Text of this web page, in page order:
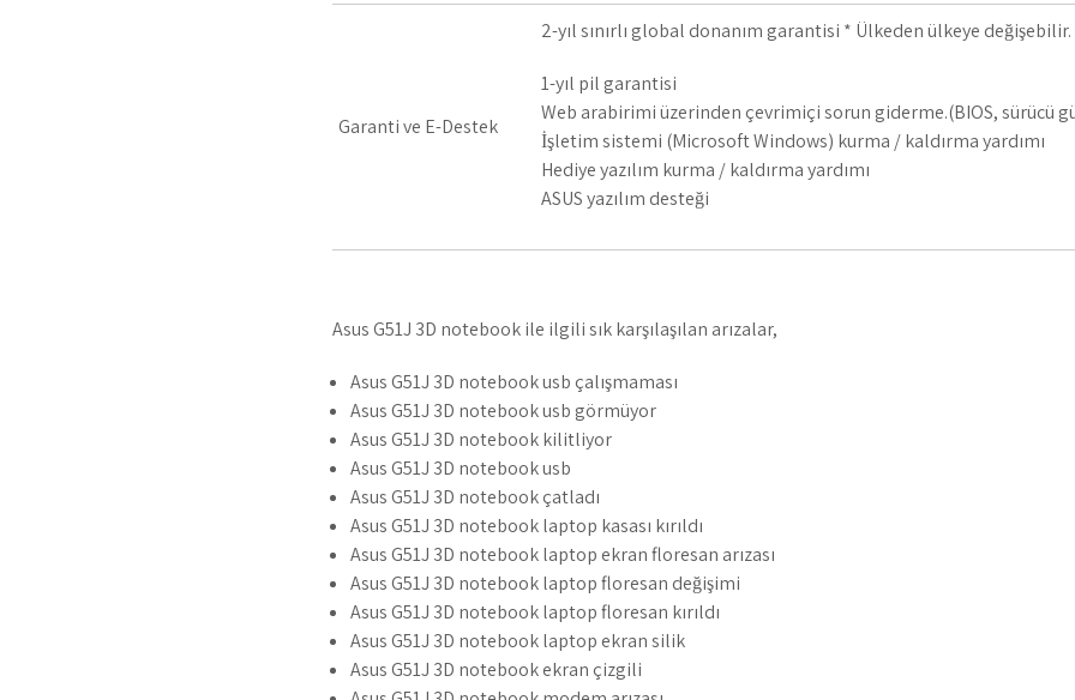
Garanti ve E-Destek
2-yıl sınırlı global donanım garantisi * Ülkeden ülkeye değişebilir.
1-yıl pil garantisi
Web arabirimi üzerinden çevrimiçi sorun giderme.(BIOS, sürücü
İşletim sistemi (Microsoft Windows) kurma / kaldırma yardımı
Hediye yazılım kurma / kaldırma yardımı
ASUS yazılım desteği
Asus G51J 3D notebook ile ilgili sık karşılaşılan arızalar,
Asus G51J 3D notebook usb çalışmaması
Asus G51J 3D notebook usb görmüyor
Asus G51J 3D notebook kilitliyor
Asus G51J 3D notebook usb
Asus G51J 3D notebook çatladı
Asus G51J 3D notebook laptop kasası kırıldı
Asus G51J 3D notebook laptop ekran floresan arızası
Asus G51J 3D notebook laptop floresan değişimi
Asus G51J 3D notebook laptop floresan kırıldı
Asus G51J 3D notebook laptop ekran silik
Asus G51J 3D notebook ekran çizgili